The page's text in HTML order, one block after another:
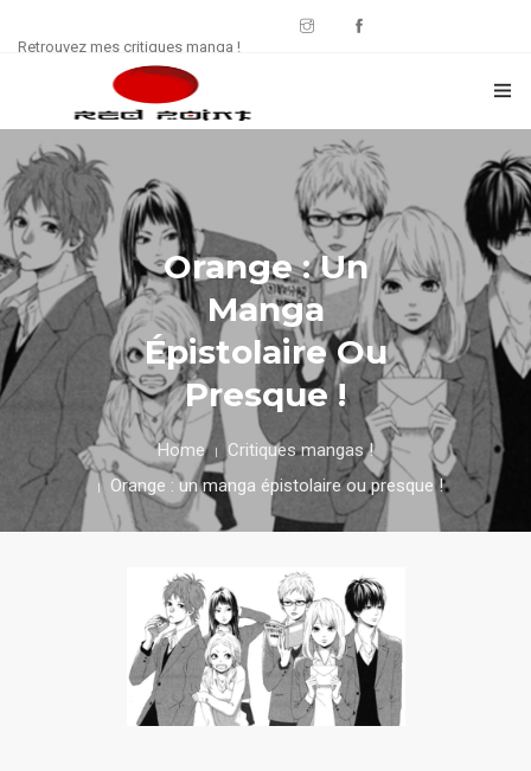
Retrouvez mes critiques manga !
CRITIQUES MANWHA
CHRONIQUES MANGA
FREE : JDR
WEB SÉRIE
CULTURE
CONTACT
Orange : Un
Manga
Épistolaire Ou
Presque !
Home
Critiques mangas !
Orange : un manga épistolaire ou presque !